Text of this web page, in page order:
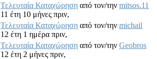
Τελευταία Καταχώρηση από τον/την mitsos.11
11 έτη 10 μήνες πριν,
Τελευταία Καταχώρηση από τον/την michail
12 έτη 1 ημέρα πριν,
Τελευταία Καταχώρηση από τον/την Geobros
12 έτη 2 μήνες πριν,